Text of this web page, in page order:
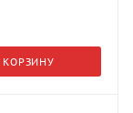
КОРЗИНУ